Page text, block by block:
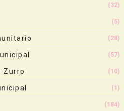
(32)
(5)
(28)
(57)
Zurro (10)
(1)
(184)